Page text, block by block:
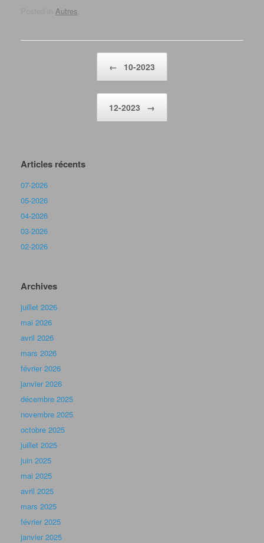
Autres
← 10-2023
12-2023 →
Articles récents
07-2026
05-2026
04-2026
03-2026
02-2026
Archives
juillet 2026
mai 2026
avril 2026
mars 2026
février 2026
janvier 2026
décembre 2025
novembre 2025
octobre 2025
juillet 2025
juin 2025
mai 2025
avril 2025
mars 2025
février 2025
janvier 2025